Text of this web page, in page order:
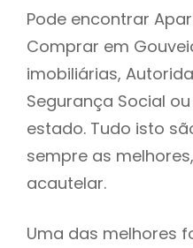
Pode encontrar
Comprar em
imobiliárias,
Segurança Social
estado. Tudo isto
sempre as
acautelar.
Uma das melhores